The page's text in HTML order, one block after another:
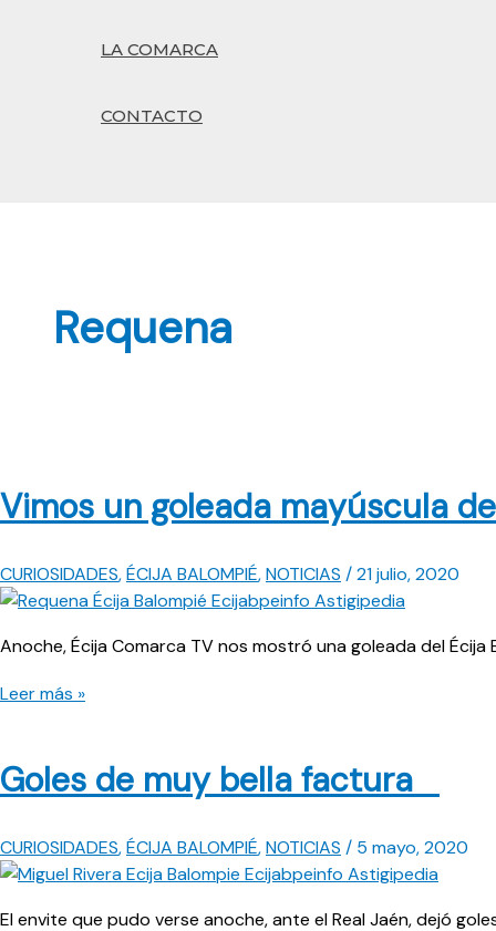
LA COMARCA
CONTACTO
Requena
Vimos un goleada mayúscula
CURIOSIDADES,ÉCIJA BALOMPIÉ,NOTICIAS /21 julio, 2020
Anoche, Écija Comarca TV nos mostró una goleada del Écija
Vimos
mayúscula
del
al
Extremadura
Leer más »
Goles de muy bella factura
CURIOSIDADES,ÉCIJA BALOMPIÉ,NOTICIAS / 5 mayo, 2020
El envite que pudo verse anoche, ante el Real Jaén, dejó